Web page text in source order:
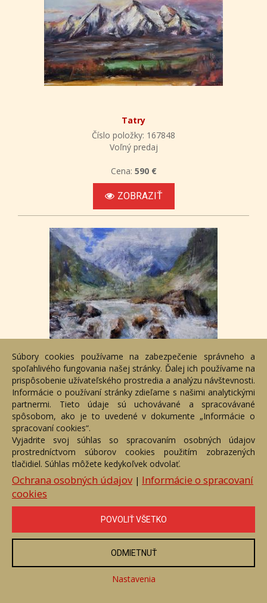
Tatry
Číslo položky: 167848
Voľný predaj
Cena: 590 €
ZOBRAZIŤ
Tatry
Číslo položky: 156105
Voľný predaj
Cena:420 €
ZOBRAZIŤ
Súbory cookies používame na zabezpečenie správneho a
spoľahlivého fungovania našej stránky. Ďalej ich používame na
prispôsobenie užívateľského prostredia a analýzu návštevnosti.
Informácie o používaní stránky zdieľame s našimi analytickými
partnermi. Tieto údaje sú uchovávané a spracovávané
spôsobom, ako je to uvedené v dokumente „Informácie o
spracovaní cookies“.
Vyjadrite svoj súhlas so spracovaním osobných údajov
prostredníctvom súborov cookies použitím zobrazených
tlačidiel. Súhlas môžete kedykoľvek odvolať.
Ochrana osobných údajov| Informácie o spracovaní
cookies
POVOLIŤ VŠETKO
ODMIETNUŤ
Nastavenia